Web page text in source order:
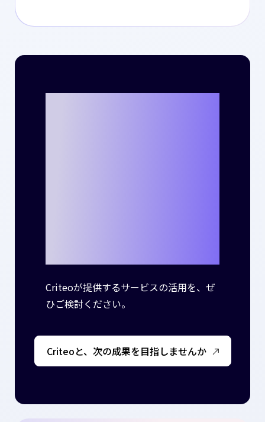
Criteoが提供するサービスの活用を、ぜ
ひご検討ください。
Criteoと、次の成果を目指しませんか